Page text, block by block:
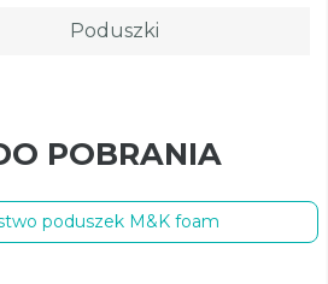
Poduszki
POBRANIA
poduszek M&K foam